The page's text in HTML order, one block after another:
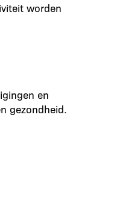
worden
en
gezondheid.